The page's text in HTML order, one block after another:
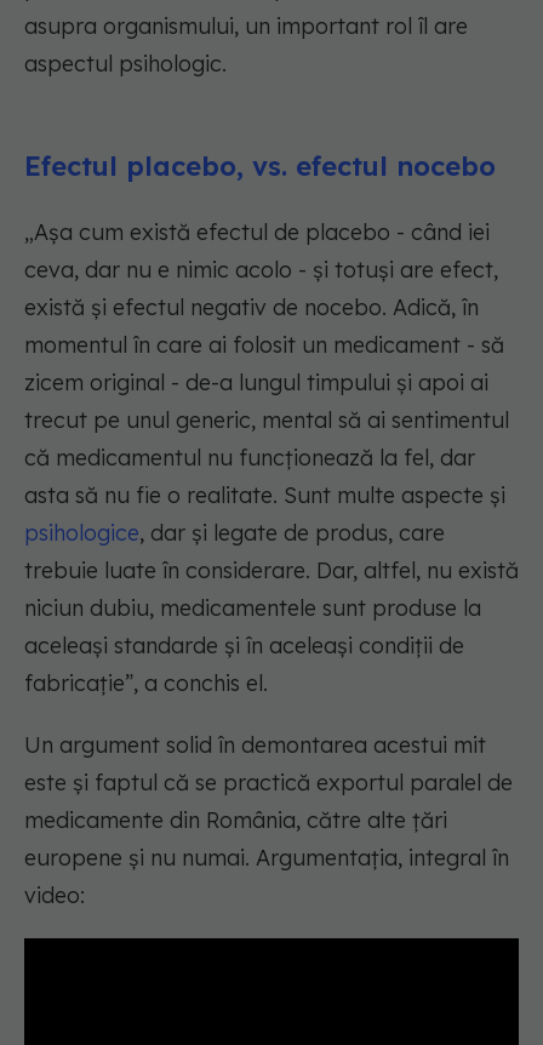
asupra organismului, un important rol îl are
aspectul psihologic.
Efectul placebo, vs. efectul nocebo
„Așa cum există efectul de placebo - când iei
ceva, dar nu e nimic acolo - și totuși are efect,
există și efectul negativ de nocebo. Adică, în
momentul în care ai folosit un medicament - să
zicem original - de-a lungul timpului și apoi ai
trecut pe unul generic, mental să ai sentimentul
că medicamentul nu funcționează la fel, dar
asta să nu fie o realitate. Sunt multe aspecte și
psihologice, dar și legate de produs, care
trebuie luate în considerare. Dar, altfel, nu există
niciun dubiu, medicamentele sunt produse la
aceleași standarde și în aceleași condiții de
fabricație”, a conchis el.
Un argument solid în demontarea acestui mit
este și faptul că se practică exportul paralel de
medicamente din România, către alte țări
europene și nu numai. Argumentația, integral în
video: